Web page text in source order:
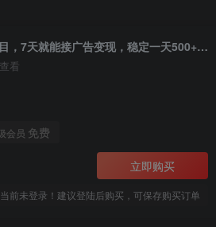
【蓝海项目】小红书商单项目，7天就能接广告变现，稳定一天500+保姆级玩法
看
会员 免费
立即购买
前未登录！建议登陆后购买，可保存购买订单